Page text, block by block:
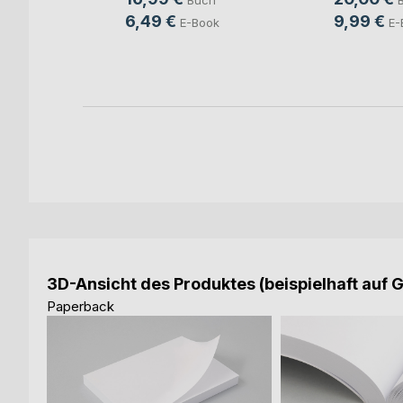
6,49 € E-Book 9,99 €
3D-Ansicht des Produktes (beispielhaft auf
Paperback